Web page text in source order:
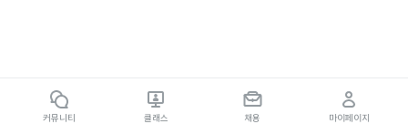
커뮤니티 클래스 채용 마이페이지